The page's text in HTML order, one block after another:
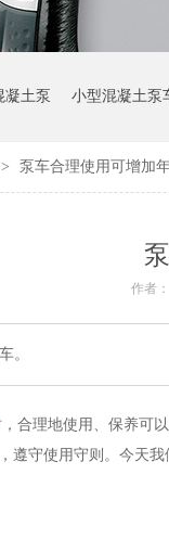
凝土泵 小型混凝土泵
> 泵车合理使用可增加
作者：
。
，合理地使用、保养可
遵守使用守则。今天